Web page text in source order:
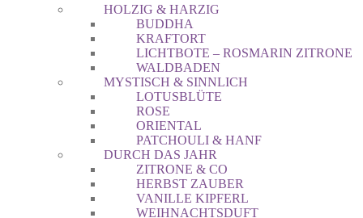
HOLZIG & HARZIG
BUDDHA
KRAFTORT
LICHTBOTE – ROSMARIN ZITRONE
WALDBADEN
MYSTISCH & SINNLICH
LOTUSBLÜTE
ROSE
ORIENTAL
PATCHOULI & HANF
DURCH DAS JAHR
ZITRONE & CO
HERBST ZAUBER
VANILLE KIPFERL
WEIHNACHTSDUFT